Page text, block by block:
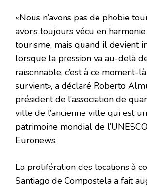
«Nous n’avons pas de phobie
avons toujours vécu en
tourisme, mais quand il devient
lorsque la pression va au-delà
raisonnable, c’est à ce moment-
survient», a déclaré Roberto
président de l’association de
ville de l’ancienne ville qui est
patrimoine mondial de
Euronews.
La prolifération des locations à
Santiago de Compostela a fait